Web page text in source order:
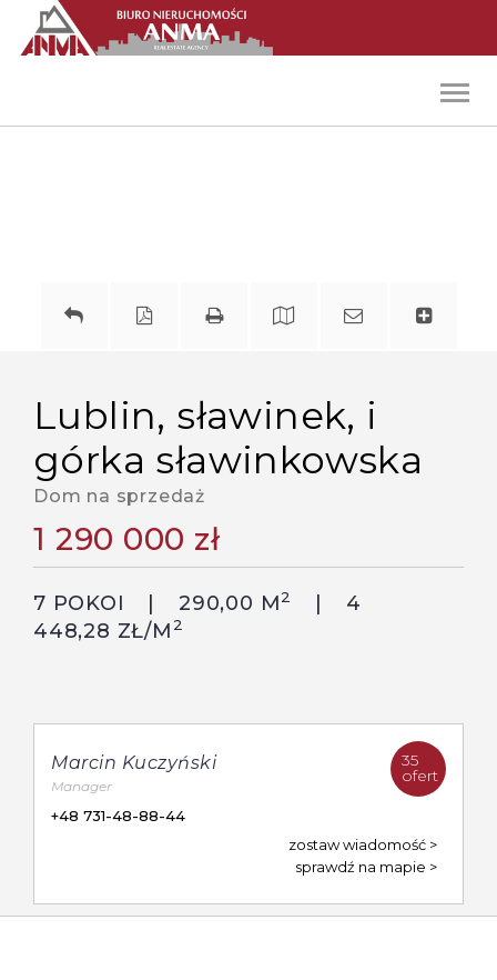
lublin, sławinek, i
górka sławinkowska
Dom na sprzedaż
1 290 000 zł
7 POKOI 290,00 M2
4
448,28 ZŁ/M 2
35
ofert
Marcin Kuczyński
Manager
+48 731-48-88-44
zostaw wiadomość
sprawdź na mapie